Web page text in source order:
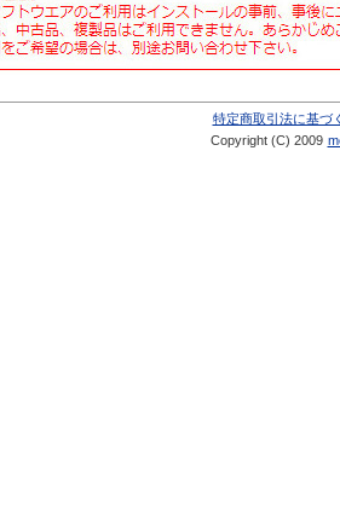
特定商取引法に基づ
Copyright (C) 2009